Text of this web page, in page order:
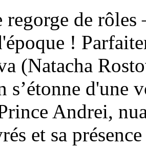
regorge de
!
(Natacha
d'une
Andrei,
et sa